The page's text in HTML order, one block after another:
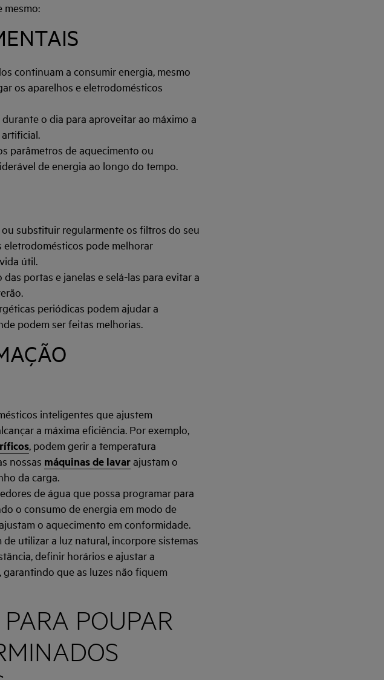
mesmo:
continuam a consumir energia, mesmo
os aparelhos e eletrodomésticos
o dia para aproveitar ao máximo a
parâmetros de aquecimento ou
de energia ao longo do tempo.
ou substituir regularmente os filtros do seu
eletrodomésticos pode melhorar
útil.
portas e janelas e selá-las para evitar a
periódicas podem ajudar a
podem ser feitas melhorias.
inteligentes que ajustem
a máxima eficiência. Por exemplo,
, podem gerir a temperatura
nossas máquinas de lavarajustam o
da carga.
de água que possa programar para
o consumo de energia em modo de
o aquecimento em conformidade.
de utilizar a luz natural, incorpore sistemas
definir horários e ajustar a
que as luzes não fiquem
POUPAR